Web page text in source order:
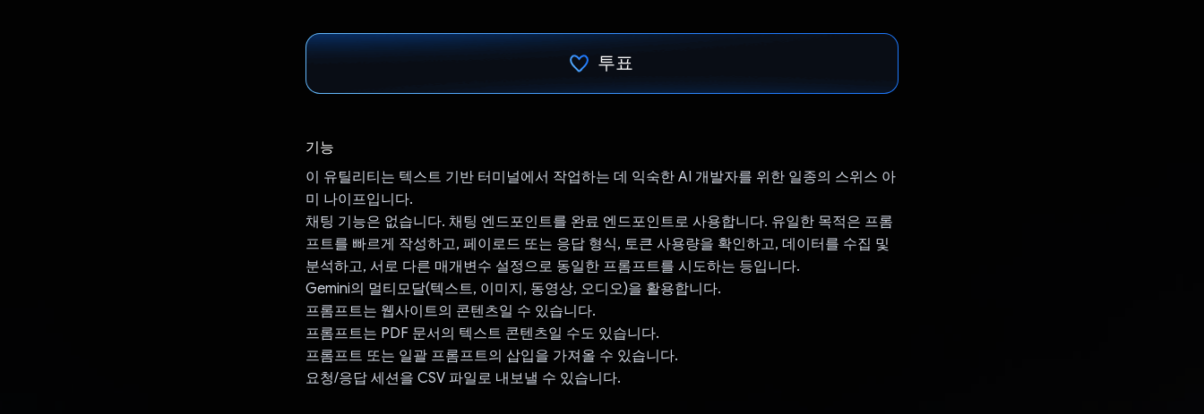
투표
기능
이 유틸리티는 텍스트 기반 터미널에서 작업하는 데 익숙한 AI 개발자를 위한 일종의 스위스 아
미 나이프입니다.
채팅 기능은 없습니다. 채팅 엔드포인트를 완료 엔드포인트로 사용합니다. 유일한 목적은 프롬
프트를 빠르게 작성하고, 페이로드 또는 응답 형식, 토큰 사용량을 확인하고, 데이터를 수집 및
분석하고, 서로 다른 매개변수 설정으로 동일한 프롬프트를 시도하는 등입니다.
Gemini의 멀티모달(텍스트, 이미지, 동영상, 오디오)을 활용합니다.
프롬프트는 웹사이트의 콘텐츠일 수 있습니다.
프롬프트는 PDF 문서의 텍스트 콘텐츠일 수도 있습니다.
프롬프트 또는 일괄 프롬프트의 삽입을 가져올 수 있습니다.
요청/응답 세션을 CSV 파일로 내보낼 수 있습니다.